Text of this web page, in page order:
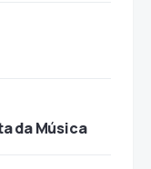
da Música